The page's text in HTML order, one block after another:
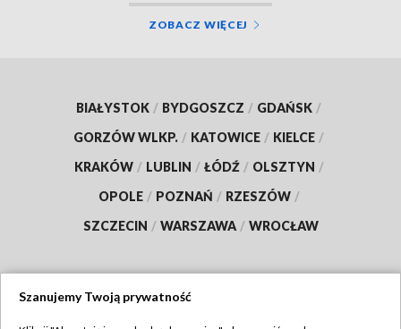
ZOBACZ WIĘCEJ
BIAŁYSTOK / BYDGOSZCZ / GDAŃSK /
GORZÓW WLKP. / KATOWICE / KIELCE /
KRAKÓW / LUBLIN / ŁÓDŹ / OLSZTYN /
OPOLE / POZNAŃ / RZESZÓW /
SZCZECIN / WARSZAWA / WROCŁAW
Szanujemy Twoją prywatność